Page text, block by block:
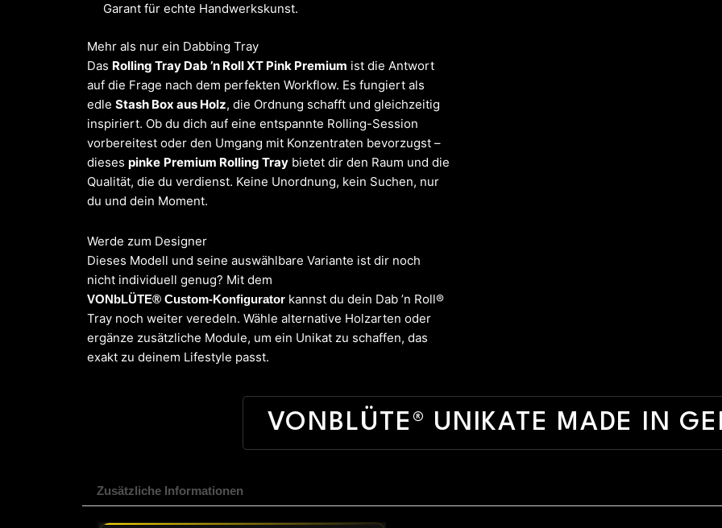
Garant für echte Handwerkskunst.
Mehr als nur ein Dabbing Tray
Das Rolling Tray Dab ’n Roll XT Pink Premium ist die Antwort
auf die Frage nach dem perfekten Workflow. Es fungiert als
edle Stash Box aus Holz, die Ordnung schafft und gleichzeitig
inspiriert. Ob du dich auf eine entspannte Rolling-Session
vorbereitest oder den Umgang mit Konzentraten bevorzugst –
dieses pinke Premium Rolling Traybietet dir den Raum und die
Qualität, die du verdienst. Keine Unordnung, kein Suchen, nur
du und dein Moment.
Werde zum Designer
Dieses Modell und seine auswählbare Variante ist dir noch
nicht individuell genug? Mit dem
VONbLÜTE® Custom-Konfiguratorkannst du dein Dab ’n Roll®
Tray noch weiter veredeln. Wähle alternative Holzarten oder
ergänze zusätzliche Module, um ein Unikat zu schaffen, das
exakt zu deinem Lifestyle passt.
VONBLÜTE® UNIKATE MADE IN
Zusätzliche Informationen